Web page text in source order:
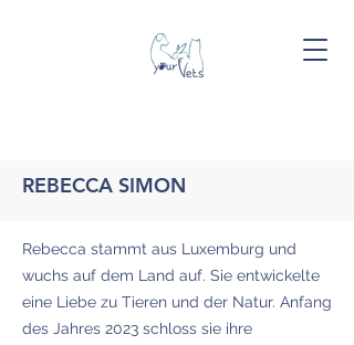
REBECCA SIMON
Rebecca stammt aus Luxemburg und
wuchs auf dem Land auf. Sie entwickelte
eine Liebe zu Tieren und der Natur. Anfang
des Jahres 2023 schloss sie ihre